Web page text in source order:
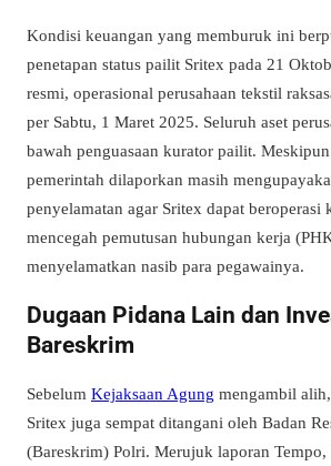
Kondisi keuangan yang memburuk ini
penetapan status pailit Sritex pada 21
resmi, operasional perusahaan tekstil
per Sabtu, 1 Maret 2025. Seluruh aset
bawah penguasaan kurator pailit.
pemerintah dilaporkan masih
penyelamatan agar Sritex dapat beroperasi
mencegah pemutusan hubungan kerja
menyelamatkan nasib para pegawainya.
Dugaan Pidana Lain dan
Bareskrim
Sebelum Kejaksaan Agung mengambil
Sritex juga sempat ditangani oleh Badan
(Bareskrim) Polri. Merujuk laporan